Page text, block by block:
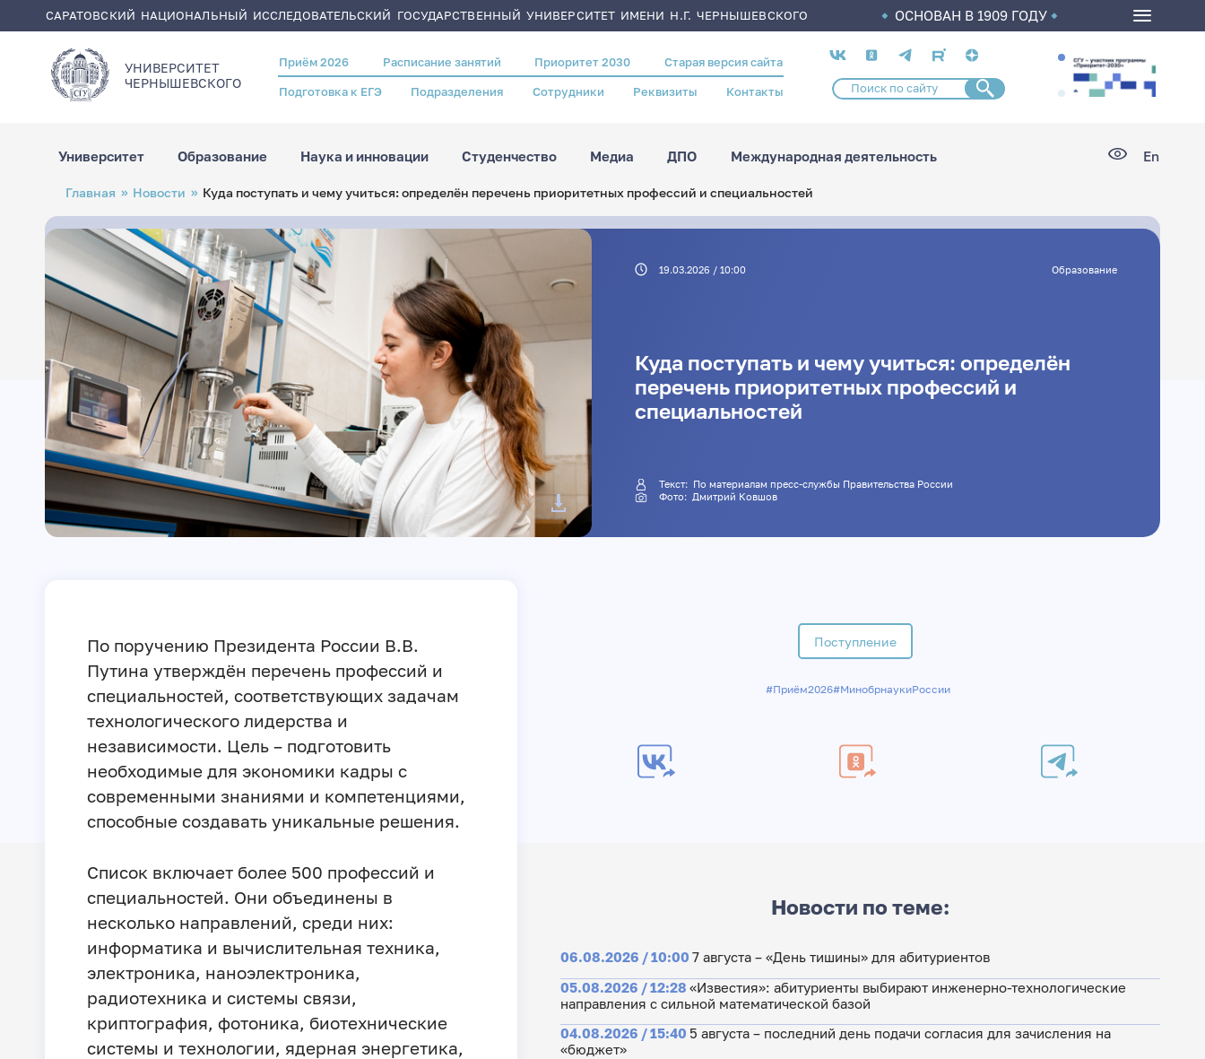
содержанию
САРАТОВСКИЙ НАЦИОНАЛЬНЫЙ ИССЛЕДОВАТЕЛЬСКИЙ ГОСУДАРСТВЕННЫЙ УНИВЕРСИТЕТ ИМЕНИ Н.Г. ЧЕРНЫШЕВСКОГО ОСНОВАН В 1909 ГОДУ
УНИВЕРСИТЕТ
ЧЕРНЫШЕВСКОГO
Header
menu
Приём 2026 Расписание занятий Приоритет 2030 Старая версия сайта
Подготовка к ЕГЭ Подразделения Сотрудники Реквизиты Контакты
Социальные
сети
Университет Образование Наука и инновации Студенчество Медиа ДПО Международная деятельность En
Строка
навигации
Главная Новости Куда поступать и чему учиться: определён перечень приоритетных профессий и специальностей
19.03.2026 / 10:00 Образование
Куда поступать и чему учиться: определён
перечень приоритетных профессий и
специальностей
Текст: По материалам пресс-службы Правительства России
Фото: Дмитрий Ковшов
По поручению Президента России В.В.
Путина утверждён перечень профессий и
специальностей, соответствующих задачам
технологического лидерства и
независимости. Цель – подготовить
необходимые для экономики кадры с
современными знаниями и компетенциями,
способные создавать уникальные решения.
Список включает более 500 профессий и
специальностей. Они объединены в
несколько направлений, среди них:
информатика и вычислительная техника,
электроника, наноэлектроника,
радиотехника и системы связи,
криптография, фотоника, биотехнические
системы и технологии, ядерная энергетика,
Поступление
#Приём2026#МинобрнаукиРоссии
Новости по теме:
06.08.2026 / 10:00 7 августа – «День тишины» для абитуриентов
05.08.2026 / 12:28 «Известия»: абитуриенты выбирают инженерно-технологические
направления с сильной математической базой
04.08.2026 / 15:40 5 августа – последний день подачи согласия для зачисления на
«бюджет»